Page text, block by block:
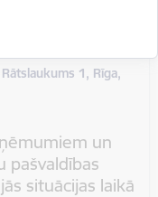
Rātslaukums 1, Rīga,
un
pašvaldības
situācijas laikā